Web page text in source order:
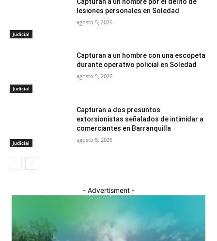
Judicial
lesiones personales en Soledad
agosto 5, 2026
Judicial
Capturan a un hombre con una escopeta
durante operativo policial en Soledad
agosto 5, 2026
Judicial
Capturan a dos presuntos
extorsionistas señalados de intimidar a
comerciantes en Barranquilla
agosto 5, 2026
- Advertisment -